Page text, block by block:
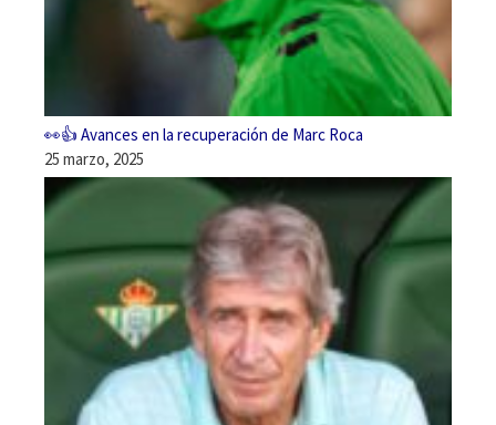
👀👍 Avances en la recuperación de Marc Roca
25 marzo, 2025